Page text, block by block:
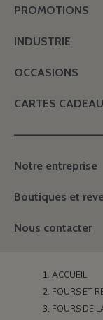
PROMOTIONS
INDUSTRIE
OCCASIONS
CARTES
Notre entreprise
Boutiques et
Nous contacter
ACCUEIL
FOURS ET
FOURS DE